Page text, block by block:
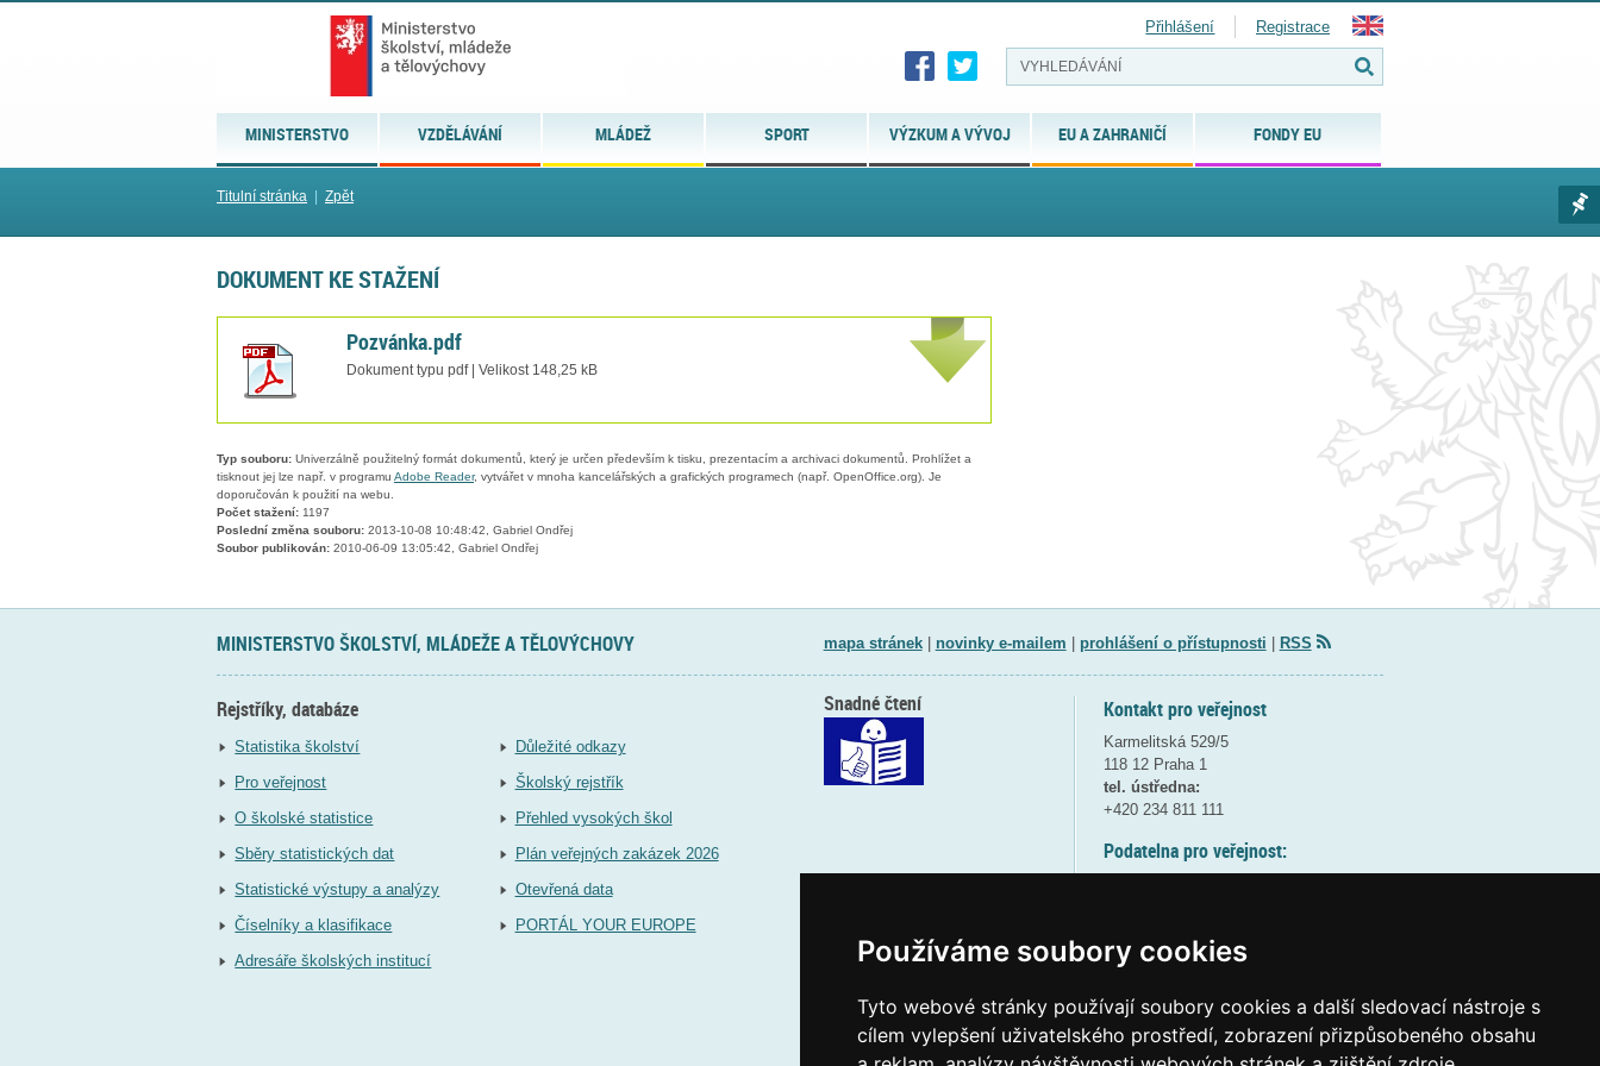
Používáme soubory cookies
Tyto webové stránky používají soubory cookies a další sledovací nástroje s
cílem vylepšení uživatelského prostředí, zobrazení přizpůsobeného obsahu
MINISTERSTVO VZDĚLÁVÁNÍ MLÁDEŽ SPORT VÝZKUM A VÝVOJ EU A ZAHRANIČÍ FONDY EU
Přihlášení Registrace
Titulní stránka Zpět
DOKUMENT KE STAŽENÍ
Pozvánka.pdf
Dokument typu pdf | Velikost 148,25 kB
Typ souboru: Univerzálně použitelný formát dokumentů, který je určen především k tisku, prezentacím a archivaci dokumentů. Prohlížet a
tisknout jej lze např. v programu Adobe Reader, vytvářet v mnoha kancelářských a grafických programech (např. OpenOffice.org). Je
doporučován k použití na webu.
Počet stažení: 1197
Poslední změna souboru: 2013-10-08 10:48:42, Gabriel Ondřej
Soubor publikován: 2010-06-09 13:05:42, Gabriel Ondřej
MINISTERSTVO ŠKOLSTVÍ, MLÁDEŽE A TĚLOVÝCHOVY mapa stránek| novinky e-mailem prohlášení o přístupnosti RSS
Rejstříky, databáze
Statistika školství
Pro veřejnost
O školské statistice
Sběry statistických dat
Statistické výstupy a analýzy
Číselníky a klasifikace
Adresáře školských institucí
Důležité odkazy
Školský rejstřík
Přehled vysokých škol
Plán veřejných zakázek 2026
Otevřená data
PORTÁL YOUR EUROPE
Kontakt pro veřejnost
Karmelitská 529/5
118 12 Praha 1
tel. ústředna:
+420 234 811 111
Podatelna pro veřejnost:
(více informací
Elektronická podatelna:
Snadné čtení